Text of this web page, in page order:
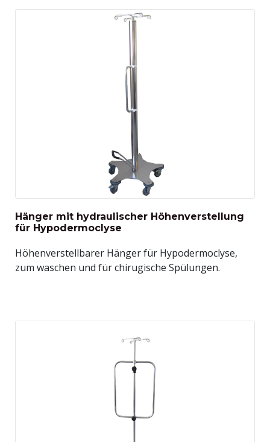
Hänger mit hydraulischer Höhenverstellung
für Hypodermoclyse
Höhenverstellbarer Hänger für Hypodermoclyse,
zum waschen und für chirugische Spülungen.